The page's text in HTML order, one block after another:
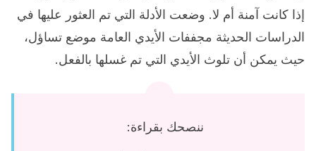
إذا كانت آمنة أم لا. وضعت الأدلة التي تم العثور عليها في
الدراسات الحديثة مجففات الأيدي العامة موضع تساؤل،
حيث يمكن أن تلوث الأيدي التي تم غسلها بالفعل.
ننصحك بقراءة: